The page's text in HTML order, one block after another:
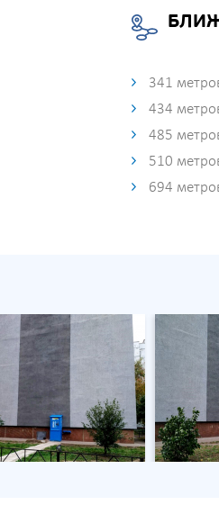
341
434
485
510
694